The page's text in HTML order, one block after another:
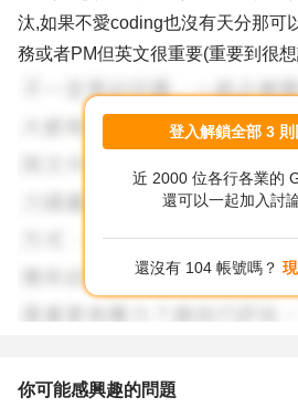
汰,如果不愛coding也沒有天分那可
務或者PM但英文很重要(重要到很
登入解鎖全部 3
近 2000 位各行各業的
還可以一起加入討
還沒有 104 帳號嗎？
你可能感興趣的問題